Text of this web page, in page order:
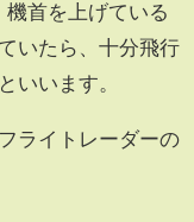
機首を上げている
いたら、十分飛行
いいます。
ライトレーダーの